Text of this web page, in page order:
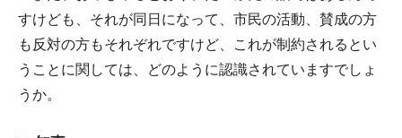
すけども、それが同日になって、市民の活動、賛成の方
も反対の方もそれぞれですけど、これが制約されるとい
うことに関しては、どのように認識されていますでしょ
うか。